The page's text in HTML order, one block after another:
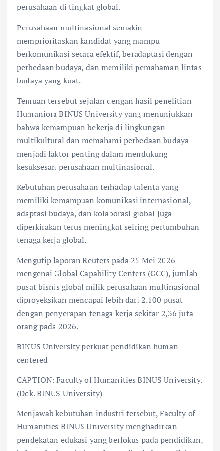
perusahaan di tingkat global.
Perusahaan multinasional semakin
memprioritaskan kandidat yang mampu
berkomunikasi secara efektif, beradaptasi dengan
perbedaan budaya, dan memiliki pemahaman lintas
budaya yang kuat.
Temuan tersebut sejalan dengan hasil penelitian
Humaniora BINUS University yang menunjukkan
bahwa kemampuan bekerja di lingkungan
multikultural dan memahami perbedaan budaya
menjadi faktor penting dalam mendukung
kesuksesan perusahaan multinasional.
Kebutuhan perusahaan terhadap talenta yang
memiliki kemampuan komunikasi internasional,
adaptasi budaya, dan kolaborasi global juga
diperkirakan terus meningkat seiring pertumbuhan
tenaga kerja global.
Mengutip laporan Reuters pada 25 Mei 2026
mengenai Global Capability Centers (GCC), jumlah
pusat bisnis global milik perusahaan multinasional
diproyeksikan mencapai lebih dari 2.100 pusat
dengan penyerapan tenaga kerja sekitar 2,36 juta
orang pada 2026.
BINUS University perkuat pendidikan human-
centered
CAPTION: Faculty of Humanities BINUS University.
(Dok. BINUS University)
Menjawab kebutuhan industri tersebut, Faculty of
Humanities BINUS University menghadirkan
pendekatan edukasi yang berfokus pada pendidikan,